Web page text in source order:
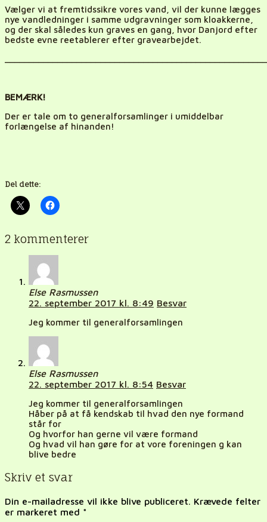
Vælger vi at fremtidssikre vores vand, vil der kunne lægges
nye vandledninger i samme udgravninger som kloakkerne,
og der skal således kun graves en gang, hvor Danjord efter
bedste evne reetablerer efter gravearbejdet.
BEMÆRK!
Der er tale om to generalforsamlinger i umiddelbar
forlængelse af hinanden!
Del dette:
2 kommenterer
Else Rasmussen
22. september 2017 kl. 8:49 Besvar
Jeg kommer til generalforsamlingen
Else Rasmussen
22. september 2017 kl. 8:54 Besvar
Jeg kommer til generalforsamlingen
Håber på at få kendskab til hvad den nye formand
står for
Og hvorfor han gerne vil være formand
Og hvad vil han gøre for at vore foreningen g kan
blive bedre
Skriv et svar
Din e-mailadresse vil ikke blive publiceret. Krævede felter
er markeret med *